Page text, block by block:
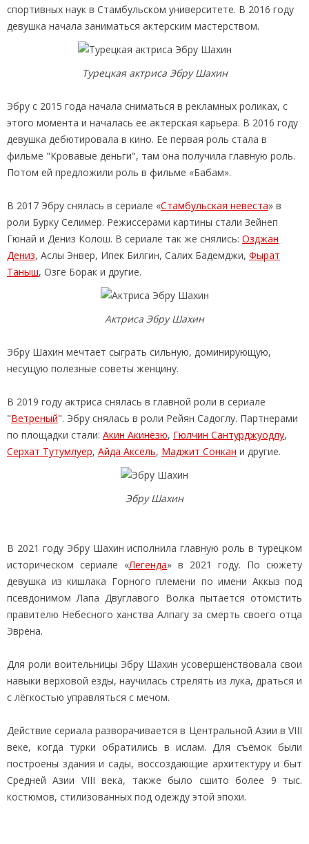
спортивных наук в Стамбульском университете. В 2016 году
девушка начала заниматься актерским мастерством.
Турецкая актриса Эбру Шахин
Эбру с 2015 года начала сниматься в рекламных роликах, с
этого момента и началась ее актерская карьера. В 2016 году
девушка дебютировала в кино. Ее первая роль стала в
фильме "Кровавые деньги", там она получила главную роль.
Потом ей предложили роль в фильме «Бабам».
В 2017 Эбру снялась в сериале «Стамбульская невеста» в
роли Бурку Селимер. Режиссерами картины стали Зейнеп
Гюнай и Дениз Колош. В сериале так же снялись: Озджан
Дениз, Аслы Энвер, Ипек Билгин, Салих Бадемджи, Фырат
Таныш, Озге Борак и другие.
Актриса Эбру Шахин
Эбру Шахин мечтает сыграть сильную, доминирующую,
несущую полезные советы женцину.
В 2019 году актриса снялась в главной роли в сериале
"Ветреный". Эбру снялась в роли Рейян Садоглу. Партнерами
по площадки стали: Акин Акинёзю, Гюлчин Сантурджуодлу,
Серхат Тутумлуер, Айда Аксель, Маджит Сонкан и другие.
Эбру Шахин
В 2021 году Эбру Шахин исполнила главную роль в турецком
историческом сериале «Легенда» в 2021 году. По сюжету
девушка из кишлака Горного племени по имени Аккыз под
псевдонимом Лапа Двуглавого Волка пытается отомстить
правителю Небесного ханства Алпагу за смерть своего отца
Эврена.
Для роли воительницы Эбру Шахин усовершенствовала свои
навыки верховой езды, научилась стрелять из лука, драться и
с лёгкостью управляться с мечом.
Действие сериала разворачивается в Центральной Азии в VIII
веке, когда турки обратились в ислам. Для съёмок были
построены здания и сады, воссоздающие архитектуру и быт
Средней Азии VIII века, также было сшито более 9 тыс.
костюмов, стилизованных под одежду этой эпохи.